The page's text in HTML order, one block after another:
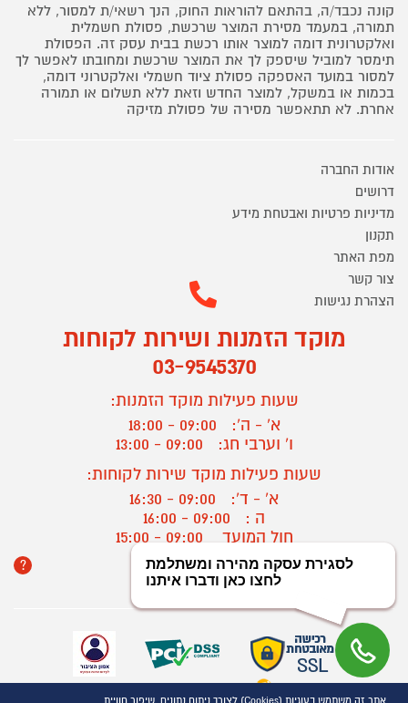
קונה נכבד/ה, בהתאם להוראות החוק, הנך רשאי/ת למסור, ללא
תמורה, במעמד מסירת המוצר שרכשת, פסולת חשמלית
ואלקטרונית דומה למוצר אותו רכשת בבית עסק זה. הפסולת
תימסר למוביל שיספק לך את המוצר שרכשת ומחובתו לאפשר לך
למסור במועד האספקה פסולת ציוד חשמלי ואלקטרוני דומה,
בכמות או במשקל, למוצר החדש וזאת ללא תשלום או תמורה
אחרת. לא תתאפשר מסירה של פסולת מזיקה
אודות החברה
דרושים
מדיניות פרטיות ואבטחת מידע
תקנון
מפת האתר
צור קשר
הצהרת נגישות
מוקד הזמנות ושירות לקוחות
03-9545370
שעות פעילות מוקד הזמנות:
א' - ה':
09:00 - 18:00
ו' וערבי חג:
09:00 - 13:00
שעות פעילות מוקד שירות לקוחות:
א' - ד':
09:00 - 16:30
ה :
09:00 - 16:00
חול המועד
? יצירת קשר/ביטול הזמנה